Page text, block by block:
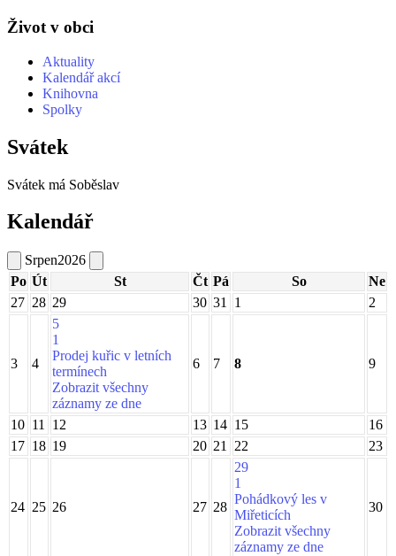
Život v obci
Aktuality
Kalendář akcí
Knihovna
Spolky
Svátek
Svátek má Soběslav
Kalendář
Srpen2026
Po Út St Čt Pá So
Ne
27 28 29 30 31 1 2
3 4
5
1
Prodej kuřic v letních
termínech
Zobrazit všechny
záznamy ze dne
6 7 8 9
10 11 12 13 14 15
16
17 18 19 20 21 22 23
24 25 26 27 28
29
1
Pohádkový les v
Miřeticích
Zobrazit všechny
záznamy ze dne
30